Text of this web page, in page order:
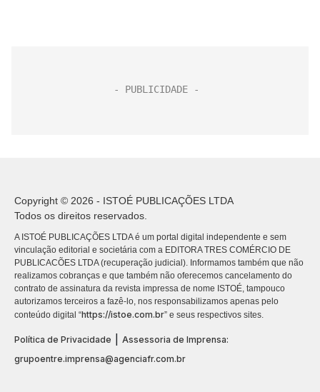
Copyright © 2026 - ISTOÉ PUBLICAÇÕES LTDA
Todos os direitos reservados.
A ISTOÉ PUBLICAÇÕES LTDA é um portal digital independente e sem
vinculação editorial e societária com a EDITORA TRES COMÉRCIO DE
PUBLICACÕES LTDA (recuperação judicial). Informamos também que não
realizamos cobranças e que também não oferecemos cancelamento do
contrato de assinatura da revista impressa de nome ISTOÉ, tampouco
autorizamos terceiros a fazê-lo, nos responsabilizamos apenas pelo
conteúdo digital “https://istoe.com.br” e seus respectivos sites.
Política de Privacidade
Assessoria de Imprensa:
grupoentre.imprensa@agenciafr.com.br